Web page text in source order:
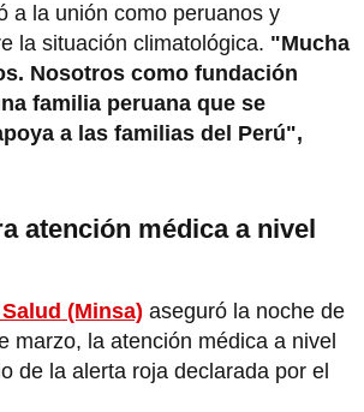
a la unión como peruanos y
la situación climatológica. "Mucha
Nosotros como fundación
familia peruana que se
a las familias del Perú",
atención médica a nivel
(Minsa) aseguró la noche de
marzo, la atención médica a nivel
de la alerta roja declarada por el